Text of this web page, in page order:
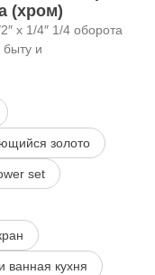
(хром)
x 1/4″ 1/4 оборота
и
золото
set
ванная кухня